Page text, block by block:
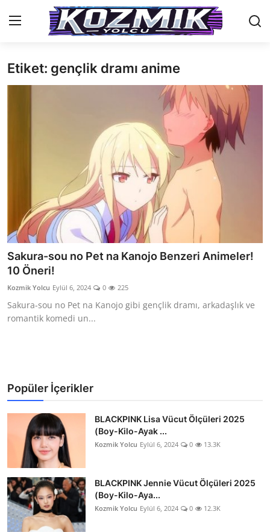
Anasayfa
Kore Dünyası
Anime Karakterleri
Anime
Dizi & Film
Testler
Etiket: gençlik dramı anime
Sakura-sou no Pet na Kanojo Benzeri Animeler!
10 Öneri!
Kozmik Yolcu Eylül 6, 2024 0 225
Sakura-sou no Pet na Kanojo gibi gençlik dramı, arkadaşlık ve
romantik komedi un...
Popüler İçerikler
BLACKPINK Lisa Vücut Ölçüleri 2025
(Boy-Kilo-Ayak ...
Kozmik Yolcu Eylül 6, 2024 0 13.3K
BLACKPINK Jennie Vücut Ölçüleri 2025
(Boy-Kilo-Aya...
Kozmik Yolcu Eylül 6, 2024 0 12.3K